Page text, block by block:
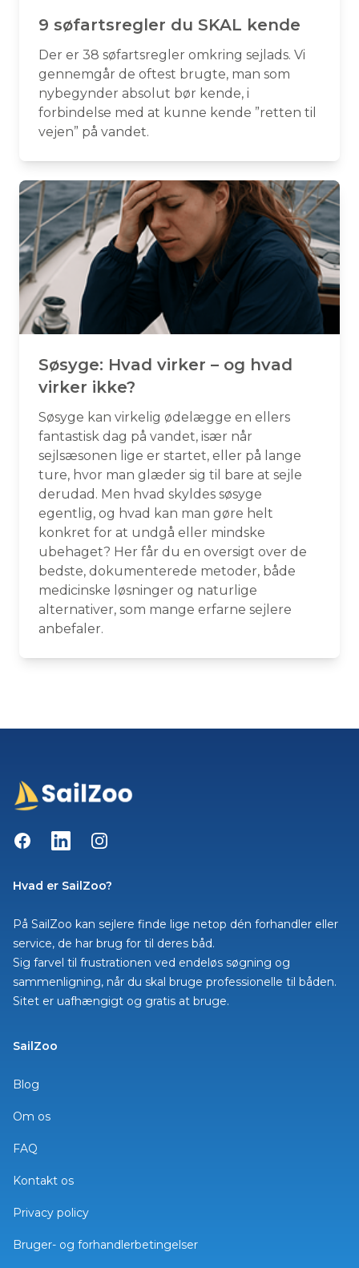
9 søfartsregler du SKAL kende
Der er 38 søfartsregler omkring sejlads. Vi
gennemgår de oftest brugte, man som
nybegynder absolut bør kende, i
forbindelse med at kunne kende ”retten til
vejen” på vandet.
Søsyge: Hvad virker – og hvad
virker ikke?
Søsyge kan virkelig ødelægge en ellers
fantastisk dag på vandet, især når
sejlsæsonen lige er startet, eller på lange
ture, hvor man glæder sig til bare at sejle
derudad. Men hvad skyldes søsyge
egentlig, og hvad kan man gøre helt
konkret for at undgå eller mindske
ubehaget? Her får du en oversigt over de
bedste, dokumenterede metoder, både
medicinske løsninger og naturlige
alternativer, som mange erfarne sejlere
anbefaler.
FacebookLinkedInInstagram
Hvad er SailZoo?
På SailZoo kan sejlere finde lige netop dén forhandler eller
service, de har brug for til deres båd.
Sig farvel til frustrationen ved endeløs søgning og
sammenligning, når du skal bruge professionelle til båden.
Sitet er uafhængigt og gratis at bruge.
SailZoo
Blog
Om os
FAQ
Kontakt os
Privacy policy
Bruger- og forhandlerbetingelser